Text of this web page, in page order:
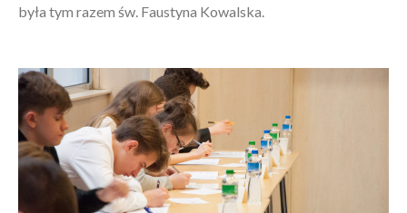
była tym razem św. Faustyna Kowalska.